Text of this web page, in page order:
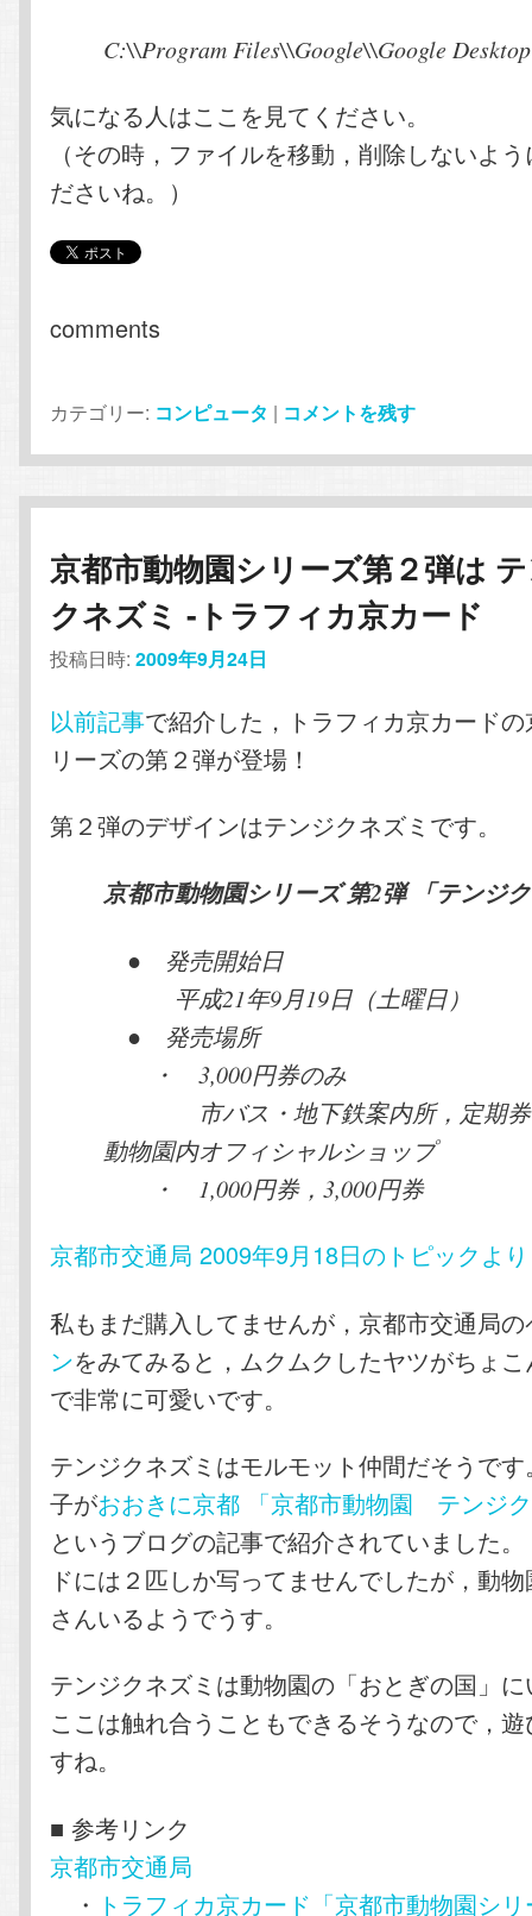
C:\\Program Files\\Google\\Google
気になる人はここを見てください。
（その時，ファイルを移動，削除しないよ
ださいね。）
comments
カテゴリー: コンピュータ | コメントを残す
京都市動物園シリーズ第２弾は
クネズミ -トラフィカ京カード
投稿日時:2009年9月24日
以前記事で紹介した，トラフィカ京カード
リーズの第２弾が登場！
第２弾のデザインはテンジクネズミです。
京都市動物園シリーズ 第2弾 「テンジ
● 発売開始日
平成21年9月19日（土曜日）
● 発売場所
・ 3,000円券のみ
市バス・地下鉄案内所，定期券
動物園内オフィシャルショップ
・ 1,000円券，3,000円券
京都市交通局 2009年9月18日のトピックより
私もまだ購入してませんが，京都市交通局
ンをみてみると，ムクムクしたヤツがちょ
で非常に可愛いです。
テンジクネズミはモルモット仲間だそうで
子がおおきに京都 「京都市動物園 テンジ
というブログの記事で紹介されていました
ドには２匹しか写ってませんでしたが，動
さんいるようでうす。
テンジクネズミは動物園の「おとぎの国」
ここは触れ合うこともできるそうなので，
すね。
■ 参考リンク
京都市交通局
・ トラフィカ京カード「京都市動物園シ